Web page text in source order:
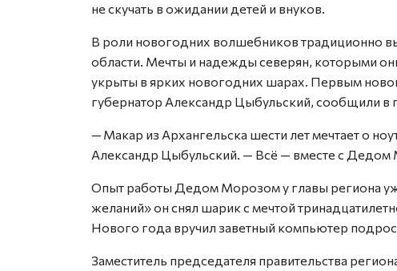
не скучать в ожидании детей и внуков.
В роли новогодних волшебников традиционно
области. Мечты и надежды северян, которыми
укрыты в ярких новогодних шарах. Первым
губернатор Александр Цыбульский, сообщили в
— Макар из Архангельска шести лет мечтает о
Александр Цыбульский. — Всё — вместе с Дедом
Опыт работы Дедом Морозом у главы региона
желаний» он снял шарик с мечтой
Нового года вручил заветный компьютер
Заместитель председателя правительства